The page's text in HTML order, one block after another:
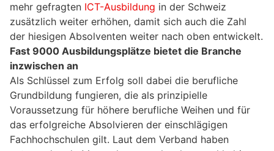
mehr gefragten ICT-Ausbildung in der Schweiz
zusätzlich weiter erhöhen, damit sich auch die Zahl
der hiesigen Absolventen weiter nach oben entwickelt.
Fast 9000 Ausbildungsplätze bietet die Branche
inzwischen an
Als Schlüssel zum Erfolg soll dabei die berufliche
Grundbildung fungieren, die als prinzipielle
Voraussetzung für höhere berufliche Weihen und für
das erfolgreiche Absolvieren der einschlägigen
Fachhochschulen gilt. Laut dem Verband haben